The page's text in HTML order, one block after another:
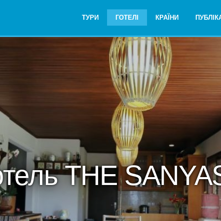
ТУРИ ГОТЕЛІ КРАЇНИ
THE